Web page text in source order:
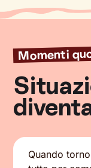
Momenti
Quando